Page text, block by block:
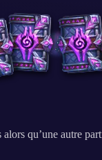
qu’une autre